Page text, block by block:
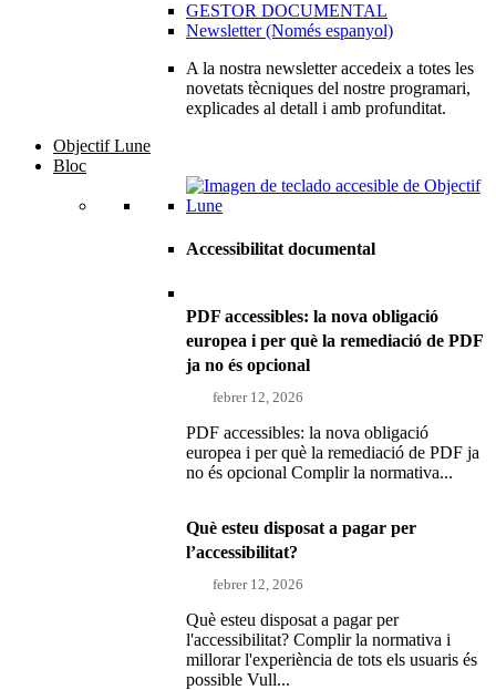
GESTOR DOCUMENTAL
Newsletter (Només espanyol)
A la nostra newsletter accedeix a totes les
novetats tècniques del nostre programari,
explicades al detall i amb profunditat.
Objectif Lune
Bloc
Accessibilitat documental
PDF accessibles: la nova obligació
europea i per què la remediació de PDF
ja no és opcional
febrer 12, 2026
PDF accessibles: la nova obligació
europea i per què la remediació de PDF ja
no és opcional Complir la normativa...
Què esteu disposat a pagar per
l’accessibilitat?
febrer 12, 2026
Què esteu disposat a pagar per
l'accessibilitat? Complir la normativa i
millorar l'experiència de tots els usuaris és
possible Vull...